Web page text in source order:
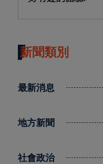
新聞類別
最新消息
地方新聞
社會政治